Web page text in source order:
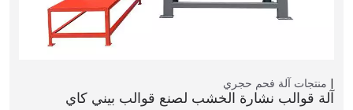
منتجات آلة فحم حجري
آلة قوالب نشارة الخشب لصنع قوالب بيني كاي